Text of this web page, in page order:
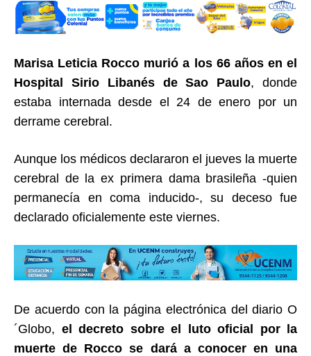
Marisa Leticia Rocco murió a los 66 años en el
Hospital Sirio Libanés de Sao Paulo, donde
estaba internada desde el 24 de enero por un
derrame cerebral.
Aunque los médicos declararon el jueves la muerte
cerebral de la ex primera dama brasileña -quien
permanecía en coma inducido-, su deceso fue
declarado oficialemente este viernes.
De acuerdo con la página electrónica del diario O
´Globo, el decreto sobre el luto oficial por la
muerte de Rocco se dará a conocer en una